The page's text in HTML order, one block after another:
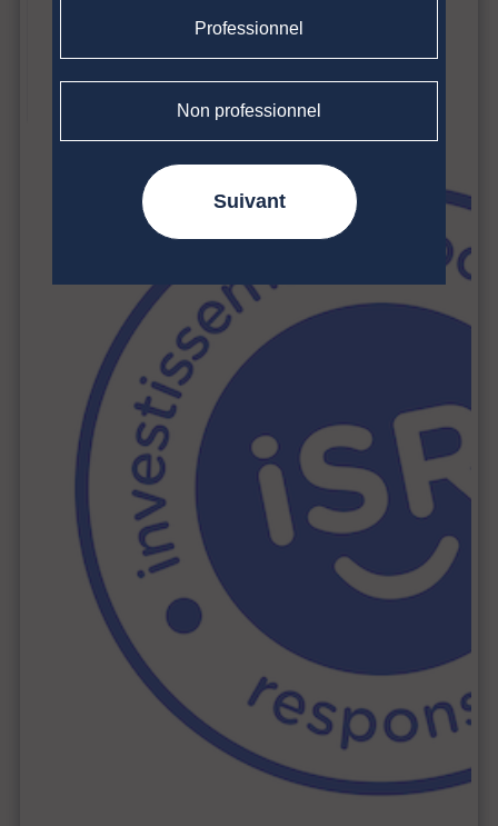
Professionnel
Non professionnel
Suivant